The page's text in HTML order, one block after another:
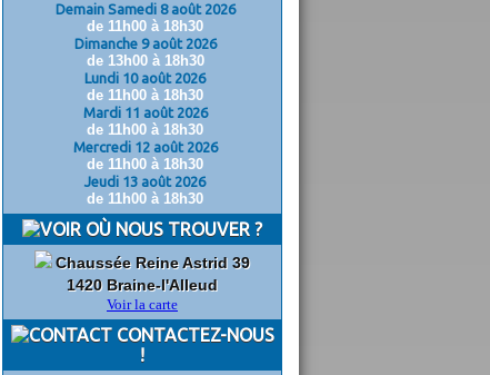
Demain Samedi 8 août 2026
de 11h00 à 18h30
Dimanche 9 août 2026
de 13h00 à 18h30
Lundi 10 août 2026
de 11h00 à 18h30
Mardi 11 août 2026
de 11h00 à 18h30
Mercredi 12 août 2026
de 11h00 à 18h30
Jeudi 13 août 2026
de 11h00 à 18h30
OÙ NOUS TROUVER ?
Chaussée Reine Astrid 39
1420 Braine-l'Alleud
Voir la carte
CONTACTEZ-NOUS
!